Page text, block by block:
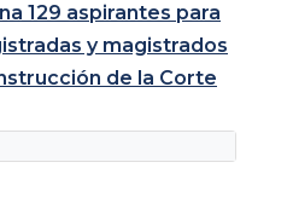
129 aspirantes para
y magistrados
de la Corte